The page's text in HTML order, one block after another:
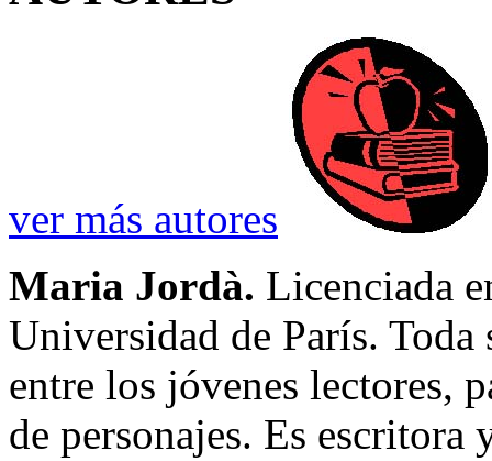
ver más autores
Maria Jordà. Licenciada
Universidad de París.
entre los jóvenes lectores,
de personajes. Es escritora